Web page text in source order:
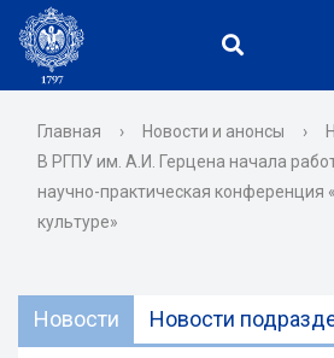
Главная › Новости и анонсы ›
В РГПУ им. А.И. Герцена начала
научно-практическая конференция
культуре»
Новости Новости